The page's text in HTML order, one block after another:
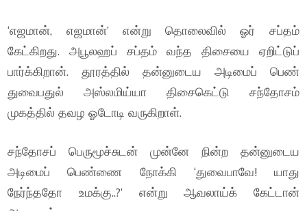
‘எஜமான், எஜமான்’ என்று தொலைவில் ஓர் சப்தம்
கேட்கிறது. அபூலஹப் சப்தம் வந்த திசையை ஏறிட்டுப்
பார்க்கிறான். தூரத்தில் தன்னுடைய அடிமைப் பெண்
துவைபதுல் அஸ்லமிய்யா திசைகெட்டு சந்தோசம்
முகத்தில் தவழ ஓடோடி வருகிறாள்.
சந்தோசப் பெருமூச்சுடன் முன்னே நின்ற தன்னுடைய
அடிமைப் பெண்ணை நோக்கி ‘துவைபாவே! யாது
நேர்ந்ததோ உமக்கு..?’ என்று ஆவலாய்க் கேட்டான்